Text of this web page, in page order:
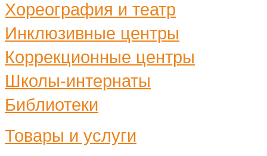
Хореография и театр
Инклюзивные центры
Коррекционные центры
Школы-интернаты
Библиотеки
Товары и услуги